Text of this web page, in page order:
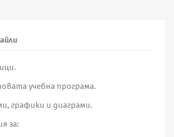
учебна програма.
графики и диаграми.
за: